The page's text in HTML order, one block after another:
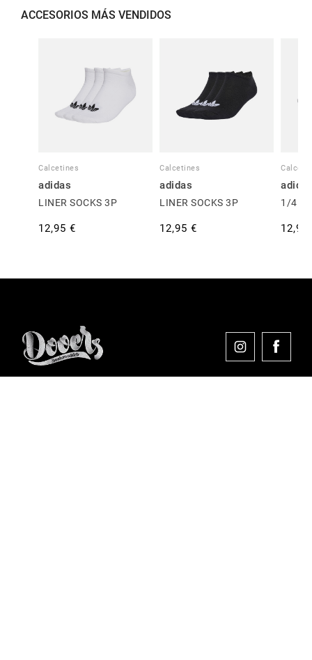
ACCESORIOS MÁS VENDIDOS
Calcetines
adidas
LINER SOCKS 3P
12,95 €
Calcetines
adidas
LINER SOCKS 3P
12,95 €
1/4
12,95